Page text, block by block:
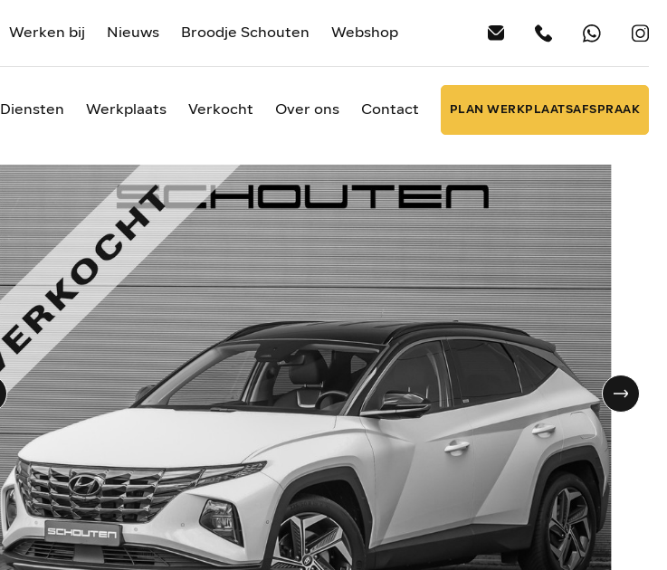
Werken bij Nieuws Broodje Schouten Webshop
Diensten Werkplaats Verkocht Over ons Contact PLAN WERKPLAATSAFSPRAAK